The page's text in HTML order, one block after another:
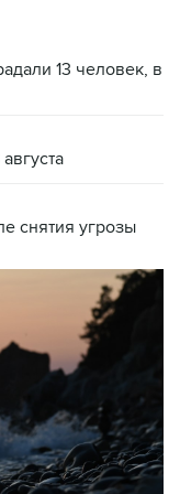
13 человек, в
снятия угрозы